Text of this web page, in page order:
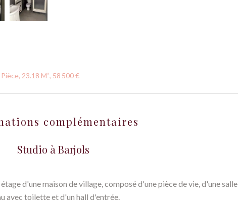
23.18 M², 58 500 €
complémentaires
Studio à Barjols
d'une maison de village, composé d'une pièce de vie, d'une salle
avec toilette et d'un hall d'entrée.